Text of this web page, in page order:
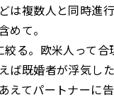
は複数人と同時進
めて。
絞る。欧米人って
ば既婚者が浮気し
えてパートナーに